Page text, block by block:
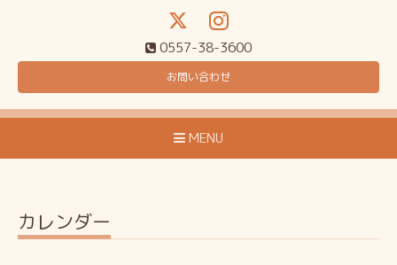
0557-38-3600
お問い合わせ
MENU
カレンダー